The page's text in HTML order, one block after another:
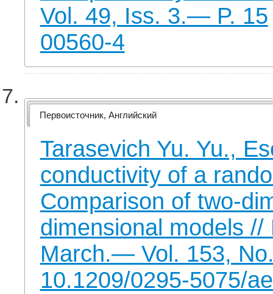
Vol. 49, Iss. 3.— P. 15
00560-4
Первоисточник, Английский
Tarasevich Yu. Yu.,
conductivity of a
Comparison of two-
dimensional models
March.— Vol. 153,
10.1209/0295-5075/